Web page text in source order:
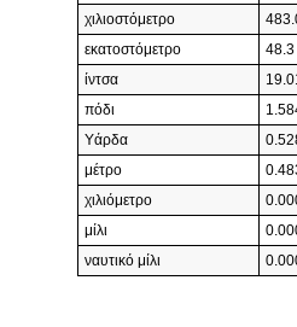
χιλιοστόμετρο
εκατοστόμετρο
48.3
ίντσα
πόδι
Υάρδα
μέτρο
χιλιόμετρο
μίλι
ναυτικό μίλι